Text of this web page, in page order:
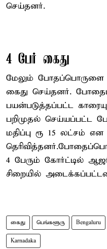
செய்தனர்.
4 பேர் கைது
மேலும்
கைது செய்தனர்.
பயன்படுத்தப்பட்ட
பறிமுதல் செய்யப்பட்ட
மதிப்பு ரூ 15 லட்சம்
4 பேரும் கோர்ட்டில்
சிறையில்
கைது பெங்களூரு Bengaluru
Karnadaka